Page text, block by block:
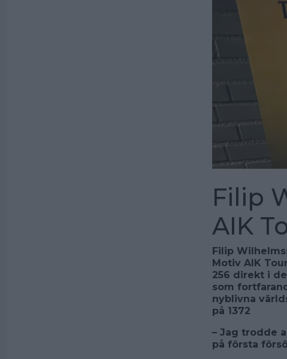
Filip
AIK
Filip
Motiv AIK
256 direkt i
som
nyblivna
på 1372
– Jag trodde
på första